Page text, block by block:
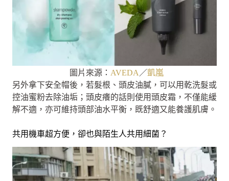
圖片來源： AVEDA ／凱嵐
另外拿下安全帽後，若髮根、頭皮油膩，可以用乾洗髮或
控油蜜粉去除油垢；頭皮癢的話則使用頭皮霜，不僅能緩
解不適，亦可維持頭部油水平衡，既舒適又能養護肌膚。
共用機車超方便，卻也與陌生人共用細菌？